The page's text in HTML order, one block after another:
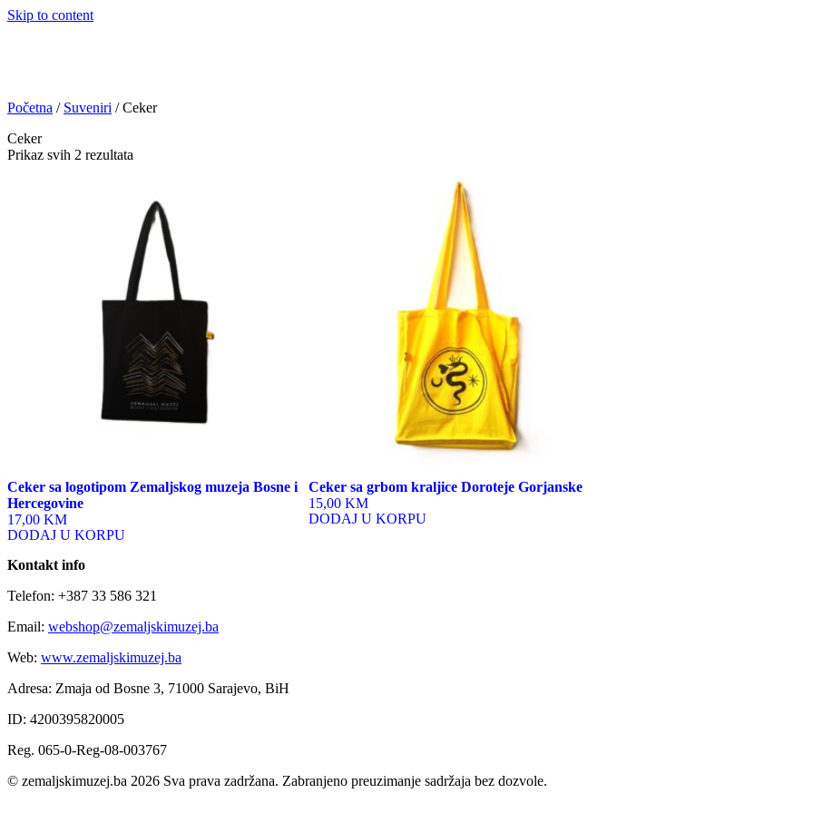
Skip to content
Početna / Suveniri / Ceker
Ceker
Prikaz svih 2 rezultata
Ceker sa logotipom Zemaljskog muzeja Bosne i
Hercegovine
17,00 KM
DODAJ U KORPU
Ceker sa grbom kraljice Doroteje Gorjanske
15,00 KM
DODAJ U KORPU
Kontakt info
Telefon: +387 33 586 321
Email: webshop@zemaljskimuzej.ba
Web: www.zemaljskimuzej.ba
Adresa: Zmaja od Bosne 3, 71000 Sarajevo, BiH
ID: 4200395820005
Reg. 065-0-Reg-08-003767
© zemaljskimuzej.ba 2026 Sva prava zadržana. Zabranjeno preuzimanje sadržaja bez dozvole.